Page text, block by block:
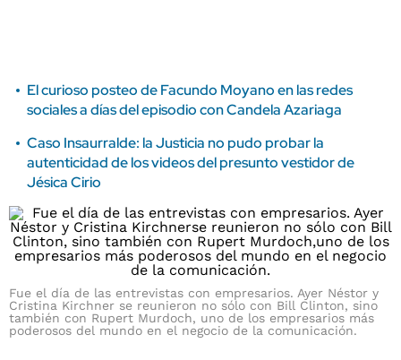
El curioso posteo de Facundo Moyano en las redes
sociales a días del episodio con Candela Azariaga
Caso Insaurralde: la Justicia no pudo probar la
autenticidad de los videos del presunto vestidor de
Jésica Cirio
Fue el día de las entrevistas con empresarios. Ayer Néstor y
Cristina Kirchner se reunieron no sólo con Bill Clinton, sino
también con Rupert Murdoch, uno de los empresarios más
poderosos del mundo en el negocio de la comunicación.